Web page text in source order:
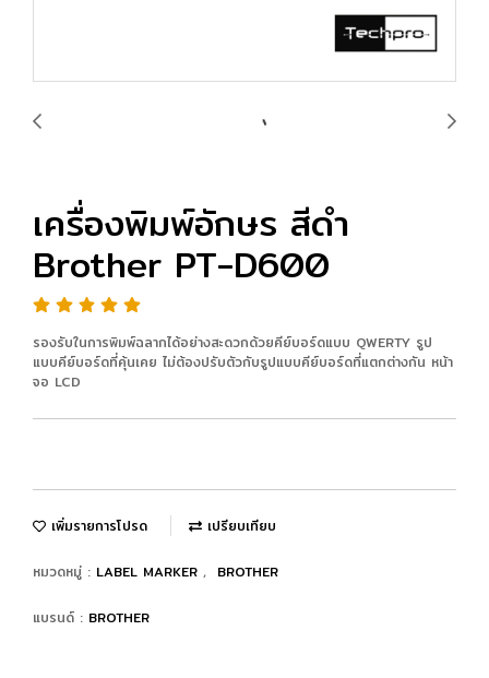
เครื่องพิมพ์อักษร สีดำ
Brother PT-D600
รองรับในการพิมพ์ฉลากได้อย่างสะดวกด้วยคีย์บอร์ดแบบ QWERTY รูป
แบบคีย์บอร์ดที่คุ้นเคย ไม่ต้องปรับตัวกับรูปแบบคีย์บอร์ดที่แตกต่างกัน หน้า
จอ LCD
เพิ่มรายการโปรด เปรียบเทียบ
หมวดหมู่ : LABEL MARKER , BROTHER
แบรนด์ : BROTHER